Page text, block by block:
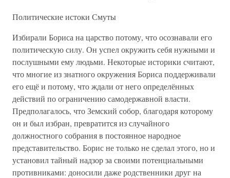
Политические истоки Смуты
Избирали Бориса на царство потому, что осознавали его
политическую силу. Он успел окружить себя нужными и
послушными ему людьми. Некоторые историки считают,
что многие из знатного окружения Бориса поддерживали
его ещё и потому, что ждали от него определённых
действий по ограничению самодержавной власти.
Предполагалось, что Земский собор, благодаря которому
он и был избран, превратится из случайного
должностного собрания в постоянное народное
представительство. Борис не только не сделал этого, но и
установил тайный надзор за своими потенциальными
противниками: доносили даже родственники друг на